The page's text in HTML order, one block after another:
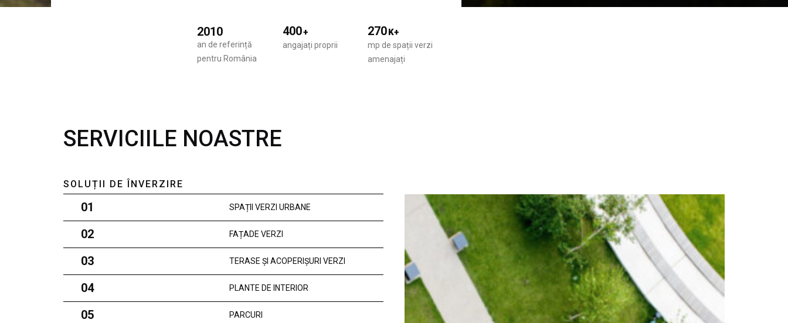
2010
an de referință
pentru România
400+
angajați proprii
270K+
mp de spații verzi
amenajați
SERVICIILE NOASTRE
SOLUȚII DE ÎNVERZIRE
01 SPAȚII VERZI URBANE
02 FAȚADE VERZI
03 TERASE ȘI ACOPERIȘURI VERZI
04 PLANTE DE INTERIOR
05 PARCURI